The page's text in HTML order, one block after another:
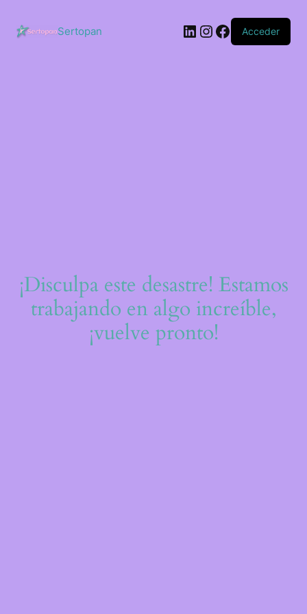
contenido
Sertopan LinkedIn
Instagram
Facebook
Acceder
¡Disculpa este desastre! Estamos
trabajando en algo increíble,
¡vuelve pronto!